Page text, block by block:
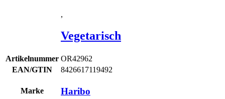
,
Vegetarisch
Artikelnummer OR42962
EAN/GTIN
8426617119492
Marke Haribo